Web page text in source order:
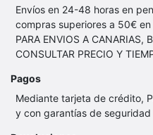
Envíos en 24-48 horas en
compras superiores a 50€
PARA ENVIOS A CANARIAS,
CONSULTAR PRECIO Y
Pagos
Mediante tarjeta de crédito,
y con garantías de seguridad